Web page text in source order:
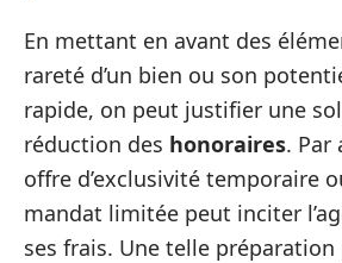
En mettant en avant des
rareté d’un bien ou son
rapide, on peut justifier une
réduction des honoraires. Par
offre d’exclusivité temporaire
mandat limitée peut inciter
ses frais. Une telle